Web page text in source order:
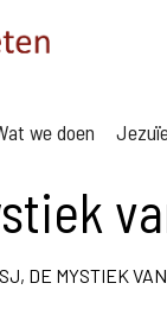
we doen
DE MYSTIEK